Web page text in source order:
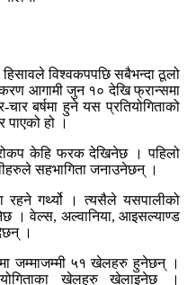
हिसावले विश्वकपपछि सबैभन्दा ठूलो
आगामी जुन १० देखि फ्रान्समा
बर्षमा हुने यस प्रतियोगिताको
हो ।
केहि फरक देखिनेछ । पहिलो
सहभागिता जनाउनेछन् ।
रहने गर्थ्यो । त्यसैले यसपालीको
। वेल्स, अल्वानिया, आइसल्याण्ड
।
जम्माजम्मी ५१ खेलहरु हुनेछन् ।
खेलहरु खेलाइनेछ ।